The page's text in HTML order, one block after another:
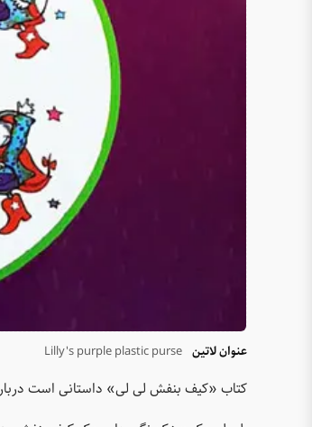
عنوان لاتین Lilly's purple plastic purse
کتاب «کیف بنفش لی لی» داستانی است